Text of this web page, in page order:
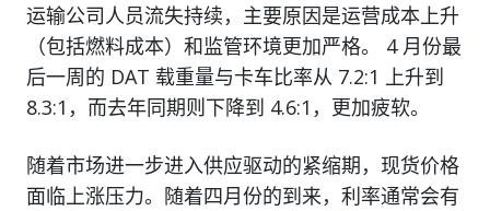
运输公司人员流失持续，主要原因是运营成本上升
（包括燃料成本）和监管环境更加严格。 4 月份最
后一周的 DAT 载重量与卡车比率从 7.2:1 上升到
8.3:1，而去年同期则下降到 4.6:1，更加疲软。
随着市场进一步进入供应驱动的紧缩期，现货价格
面临上涨压力。随着四月份的到来，利率通常会有